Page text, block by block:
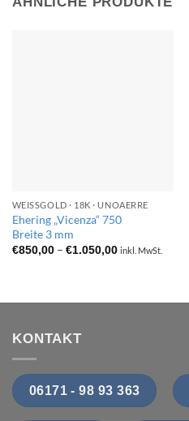
WEISSGOLD · 18K · UNOAERRE
Ehering „Vicenza“ 750
Breite 3 mm
€850,00 – €1.050,00Preisspanne:
inkl. MwSt.
KONTAKT
06171 - 98 93 363